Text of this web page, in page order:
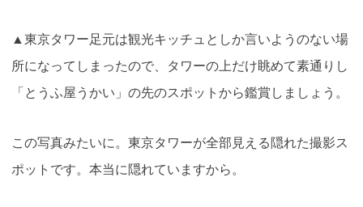
▲東京タワー足元は観光キッチュとしか言いようのない場
所になってしまったので、タワーの上だけ眺めて素通りし
「とうふ屋うかい」の先のスポットから鑑賞しましょう。
この写真みたいに。東京タワーが全部見える隠れた撮影ス
ポットです。本当に隠れていますから。